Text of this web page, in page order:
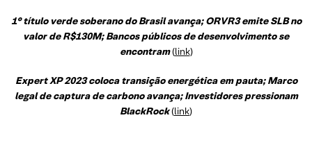
1° título verde soberano do Brasil avança; ORVR3 emite SLB no
valor de R$130M; Bancos públicos de desenvolvimento se
encontram(link)
Expert XP 2023 coloca transição energética em pauta; Marco
legal de captura de carbono avança; Investidores pressionam
BlackRock(link)